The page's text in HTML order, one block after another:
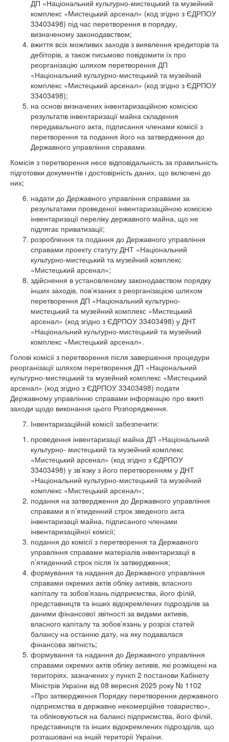
ДП «Національний культурно-мистецький та музейний
комплекс «Мистецький арсенал» (код згідно з ЄДРПОУ
33403498) під час перетворення в порядку,
визначеному законодавством;
вжиття всіх можливих заходів з виявлення кредиторів та
дебіторів, а також письмово повідомити їх про
реорганізацію шляхом перетворення ДП
«Національний культурно-мистецький та музейний
комплекс «Мистецький арсенал» (код згідно з ЄДРПОУ
33403498);
на основі визначених інвентаризаційною комісією
результатів інвентаризації майна складення
передавального акта, підписання членами комісії з
перетворення та подання його на затвердження до
Державного управління справами.
Комісія з перетворення несе відповідальність за правильність
підготовки документів і достовірність даних, що включені до
них;
надати до Державного управління справами за
результатами проведеної інвентаризаційною комісією
інвентаризації переліку державного майна, що не
підлягає приватизації;
розроблення та подання до Державного управління
справами проекту статуту ДНТ «Національний
культурно-мистецький та музейний комплекс
«Мистецький арсенал»;
здійснення в установленому законодавством порядку
інших заходів, пов’язаних з реорганізацією шляхом
перетворення ДП «Національний культурно-
мистецький та музейний комплекс «Мистецький
арсенал» (код згідно з ЄДРПОУ 33403498) у ДНТ
«Національний культурно-мистецький та музейний
комплекс «Мистецький арсенал».
Голові комісії з перетворення після завершення процедури
реорганізації шляхом перетворення ДП «Національний
культурно-мистецький та музейний комплекс «Мистецький
арсенал» (код згідно з ЄДРПОУ 33403498) подати
Державному управлінню справами інформацію про вжиті
заходи щодо виконання цього Розпорядження.
Інвентаризаційній комісії забезпечити:
проведення інвентаризації майна ДП «Національний
культурно- мистецький та музейний комплекс
«Мистецький арсенал» (код згідно з ЄДРПОУ
33403498) у зв’язку з його перетворенням у ДНТ
«Національний культурно-мистецький та музейний
комплекс «Мистецький арсенал»;
подання на затвердження до Державного управління
справами в п’ятиденний строк зведеного акта
інвентаризації майна, підписаного членами
інвентаризаційної комісії;
подання до комісії з перетворення та Державного
управління справами матеріалів інвентаризації в
п’ятиденний строк після їх затвердження;
формування та надання до Державного управління
справами окремих актів обліку активів, власного
капіталу та зобов’язань підприємства, його філій,
представництв та інших відокремлених підрозділів за
даними фінансової звітності за видами активів,
власного капіталу та зобов’язань у розрізі статей
балансу на останню дату, на яку подавалася
фінансова звітність;
формування та надання до Державного управління
справами окремих актів обліку активів, які розміщені на
територіях, зазначених у пункті 2 постанови Кабінету
Міністрів України від 08 вересня 2025 року № 1102
«Про затвердження Порядку перетворення державного
підприємства в державне некомерційне товариство»,
та обліковуються на балансі підприємства, його філій,
представництв та інших відокремлених підрозділів, що
розташовані на іншій території України.